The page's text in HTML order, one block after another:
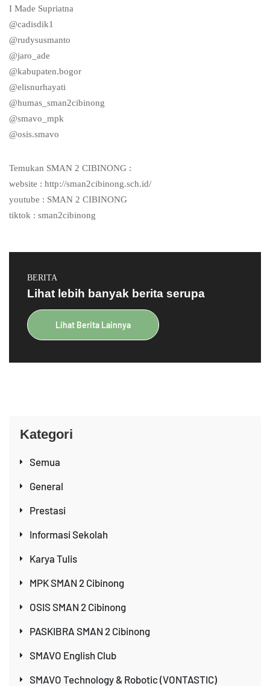
I Made Supriatna
@cadisdik1
@rudysusmanto
@jaro_ade
@kabupaten.bogor
@elisnurhayati
@humas_sman2cibinong
@smavo_mpk
@osis.smavo
Temukan SMAN 2 CIBINONG :
website : http://sman2cibinong.sch.id/
youtube : SMAN 2 CIBINONG
tiktok : sman2cibinong
BERITA
Lihat lebih banyak berita serupa
Lihat Berita Lainnya
Kategori
Semua
General
Prestasi
Informasi Sekolah
Karya Tulis
MPK SMAN 2 Cibinong
OSIS SMAN 2 Cibinong
PASKIBRA SMAN 2 Cibinong
SMAVO English Club
SMAVO Technology & Robotic (VONTASTIC)